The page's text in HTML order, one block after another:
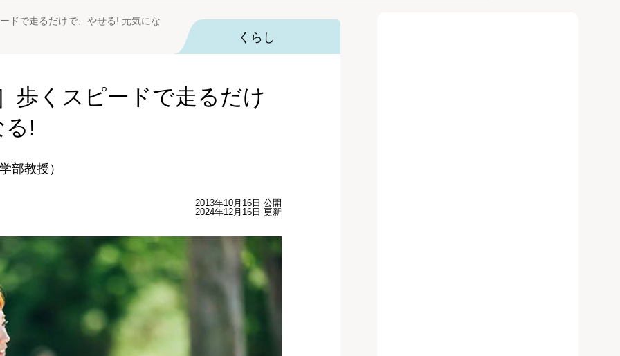
ドで走るだけで、やせる! 元気にな
くらし
歩くスピードで走るだけ
!
部教授）
2013年10月16日 公開
2024年12月16日 更新